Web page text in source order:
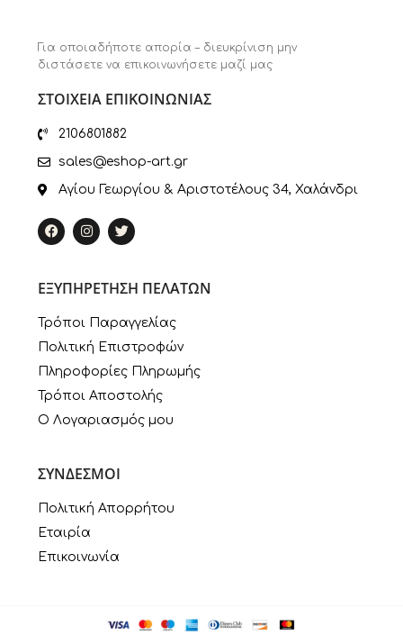
Για οποιαδήποτε απορία – διευκρίνιση μην
διστάσετε να επικοινωνήσετε μαζί μας
ΣΤΟΙΧΕΙΑ ΕΠΙΚΟΙΝΩΝΙΑΣ
2106801882
sales@eshop-art.gr
Αγίου Γεωργίου & Αριστοτέλους 34, Χαλάνδρι
ΕΞΥΠΗΡΕΤΗΣΗ ΠΕΛΑΤΩΝ
Τρόποι Παραγγελίας
Πολιτική Επιστροφών
Πληροφορίες Πληρωμής
Τρόποι Αποστολής
Ο Λογαριασμός μου
ΣΥΝΔΕΣΜΟΙ
Πολιτική Απορρήτου
Εταιρία
Επικοινωνία